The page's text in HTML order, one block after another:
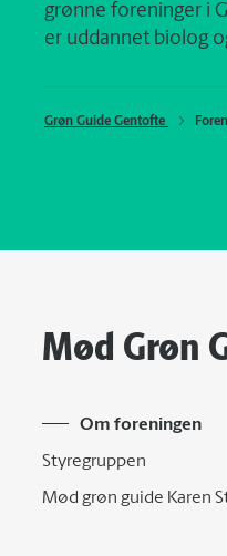
grønne foreninger i
er uddannet biolog
Grøn Guide Gentofte
Mød Grøn
Om foreningen
Styregruppen
Mød grøn guide Karen